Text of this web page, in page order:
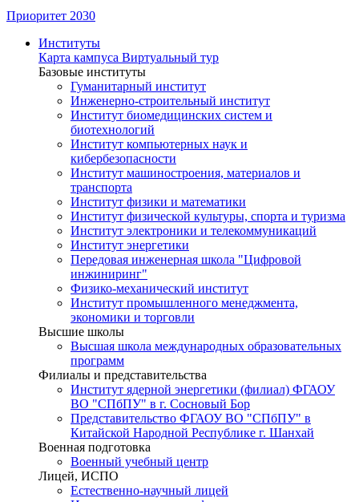
Приоритет 2030
Институты
Карта кампуса Виртуальный тур
Базовые институты
Гуманитарный институт
Инженерно-строительный институт
Институт биомедицинских систем и
биотехнологий
Институт компьютерных наук и
кибербезопасности
Институт машиностроения, материалов и
транспорта
Институт физики и математики
Институт физической культуры, спорта и туризма
Институт электроники и телекоммуникаций
Институт энергетики
Передовая инженерная школа "Цифровой
инжиниринг"
Физико-механический институт
Институт промышленного менеджмента,
экономики и торговли
Высшие школы
Высшая школа международных образовательных
программ
Филиалы и представительства
Институт ядерной энергетики (филиал) ФГАОУ
ВО "СПбПУ" в г. Сосновый Бор
Представительство ФГАОУ ВО "СПбПУ" в
Китайской Народной Республике г. Шанхай
Военная подготовка
Военный учебный центр
Лицей, ИСПО
Естественно-научный лицей